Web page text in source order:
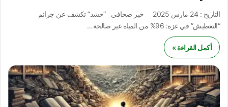
التاريخ : 24 مارس 2025 خبر صحافي “حشد” تكشف عن جرائم
“التعطيش” في غزة: 96% من المياه غير صالحة…
أكمل القراءة »